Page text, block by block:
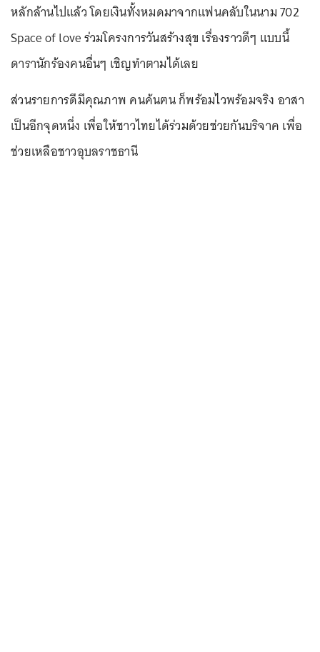
หลักล้านไปแล้ว โดยเงินทั้งหมดมาจากแฟนคลับในนาม 702
Space of love ร่วมโครงการวันสร้างสุข เรื่องราวดีๆ แบบนี้
ดารานักร้องคนอื่นๆ เชิญทำตามได้เลย
ส่วนรายการดีมีคุณภาพ คนค้นฅน ก็พร้อมไวพร้อมจริง อาสา
เป็นอีกจุดหนึ่ง เพื่อให้ชาวไทยได้ร่วมด้วยช่วยกันบริจาค เพื่อ
ช่วยเหลือชาวอุบลราชธานี